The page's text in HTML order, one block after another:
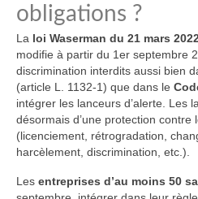
obligations ?
La loi Waserman du 21 mars
modifie à partir du 1er septembre
discrimination interdits aussi bien
(article L. 1132-1) que dans le
intégrer les lanceurs d’alerte. Les
désormais d’une protection
(licenciement, rétrogradation,
harcèlement, discrimination, etc.).
Les entreprises d’au moins 50